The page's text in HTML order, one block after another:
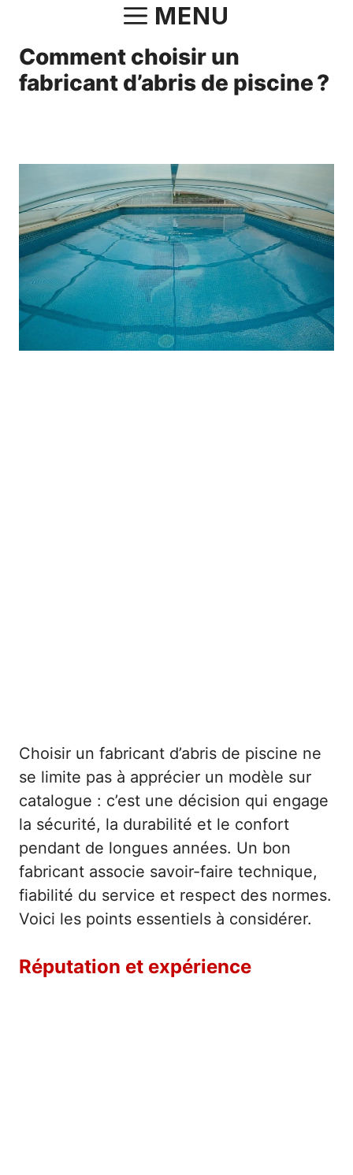
contenu
MENU
Comment choisir un
fabricant d’abris de piscine ?
Choisir un fabricant d’abris de piscine ne
se limite pas à apprécier un modèle sur
catalogue : c’est une décision qui engage
la sécurité, la durabilité et le confort
pendant de longues années. Un bon
fabricant associe savoir-faire technique,
fiabilité du service et respect des normes.
Voici les points essentiels à considérer.
Réputation et expérience